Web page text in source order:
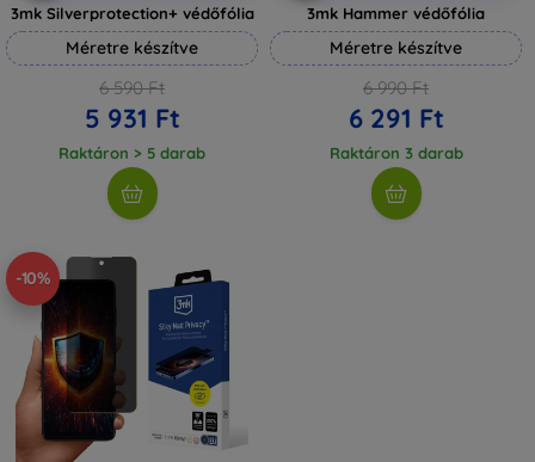
3mk Silverprotection+ védőfólia
Méretre készítve
6 590 Ft
5 931 Ft
Raktáron > 5 darab
3mk Hammer védőfólia
Méretre készítve
6 990 Ft
6 291 Ft
Raktáron 3 darab
-10%